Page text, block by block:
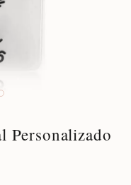
Personalizado